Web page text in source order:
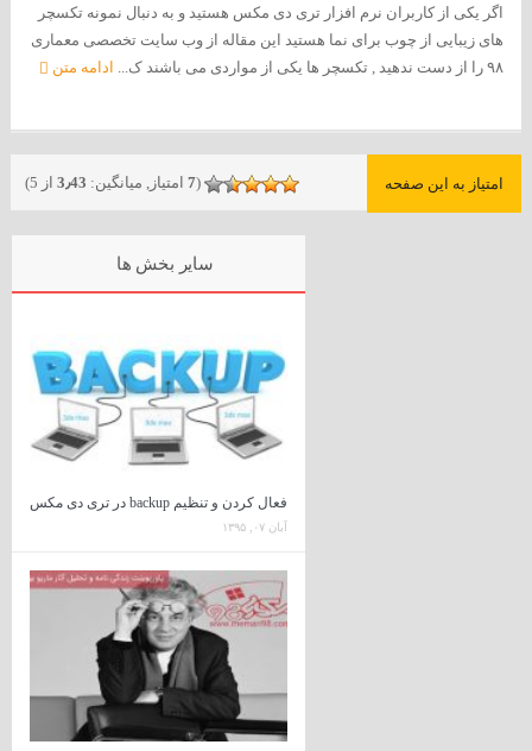
اگر یکی از کاربران نرم افزار تری دی مکس هستید و به دنبال نمونه تکسچر
های زیبایی از چوب برای نما هستید این مقاله از وب سایت تخصصی معماری
۹۸ را از دست ندهید , تکسچر ها یکی از مواردی می باشند ک...
ادامه متن
امتیاز به این صفحه (
7 امتیاز, میانگین: 3٫43 از 5)
سایر بخش ها
فعال کردن و تنظیم backup در تری دی مکس
آبان ۰۷, ۱۳۹۵